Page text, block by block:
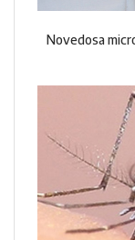
Novedosa